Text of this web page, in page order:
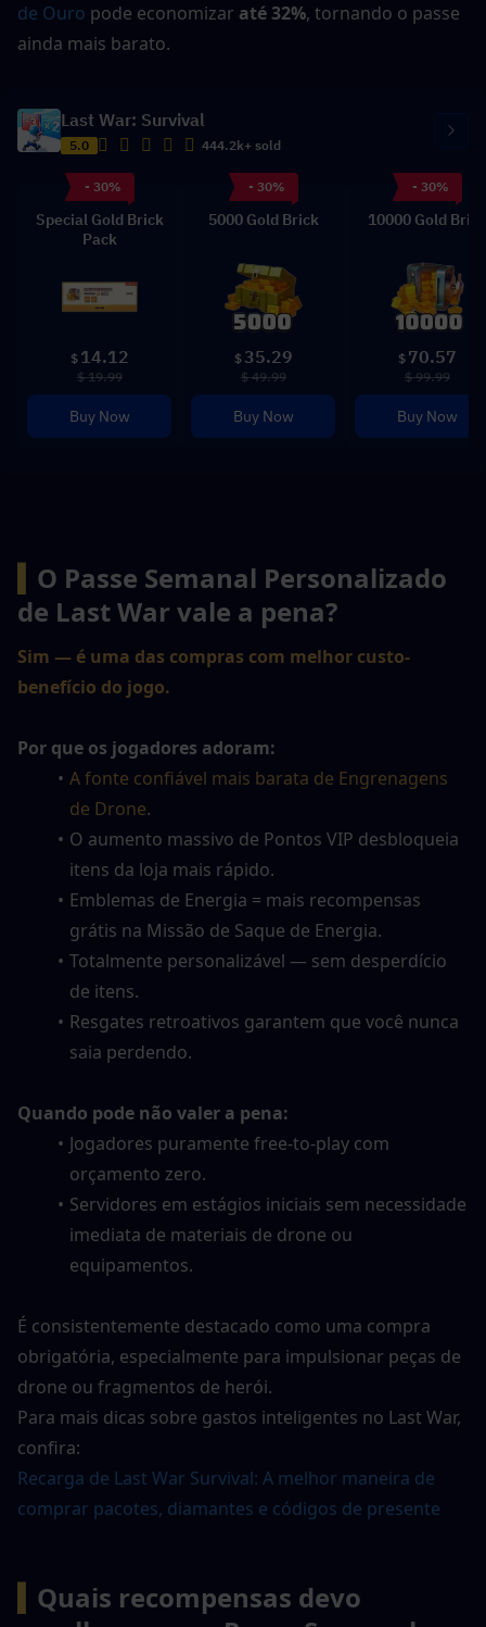
de Ouro pode economizar até 32%, tornando o passe
ainda mais barato.
Last War: Survival
5.0 444.2k+ sold
- 30%
Special Gold Brick
Pack
$ 14.12
$ 19.99
Buy Now
- 30%
5000 Gold Brick
$ 35.29
$ 49.99
Buy Now
- 30%
10000 Gold Brick
$ 70.57
$ 99.99
Buy Now
O Passe Semanal Personalizado
de Last War vale a pena?
Sim — é uma das compras com melhor custo-
benefício do jogo.
Por que os jogadores adoram:
A fonte confiável mais barata de Engrenagens
de Drone.
O aumento massivo de Pontos VIP desbloqueia
itens da loja mais rápido.
Emblemas de Energia = mais recompensas
grátis na Missão de Saque de Energia.
Totalmente personalizável — sem desperdício
de itens.
Resgates retroativos garantem que você nunca
saia perdendo.
Quando pode não valer a pena:
Jogadores puramente free-to-play com
orçamento zero.
Servidores em estágios iniciais sem necessidade
imediata de materiais de drone ou
equipamentos.
É consistentemente destacado como uma compra
obrigatória, especialmente para impulsionar peças de
drone ou fragmentos de herói.
Para mais dicas sobre gastos inteligentes no Last War,
confira:
Recarga de Last War Survival: A melhor maneira de
comprar pacotes, diamantes e códigos de presente
Quais recompensas devo